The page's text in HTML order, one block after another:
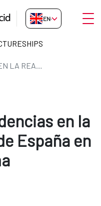
en la
EN-GB
BECAS PARA RESIDENCIAS EN LA REAL ACADEMIA DE ESPAÑA EN ROMA
en la
España en